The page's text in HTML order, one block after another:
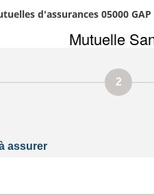
d'assurances 05000 GAP